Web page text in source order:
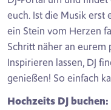
euch. Ist die Musik
ein Stein vom Herzen
Schritt näher an eurem
Inspirieren lassen, DJ
genießen! So einfach
Hochzeits DJ